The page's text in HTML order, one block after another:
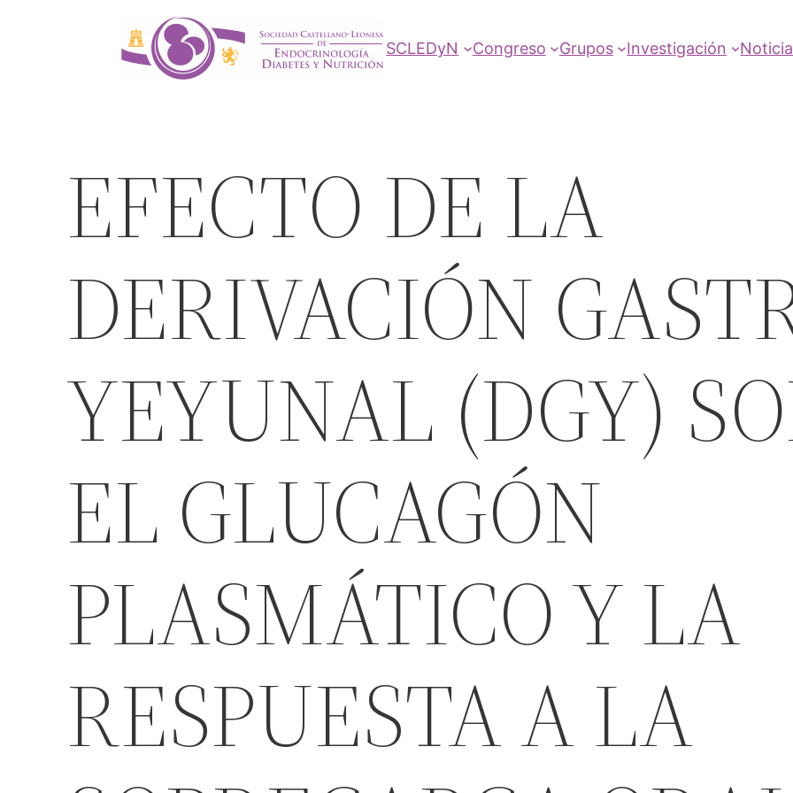
SCLEDyN Congreso Grupos Investigación
EFECTO DE LA
DERIVACIÓN
YEYUNAL (DGY)
EL GLUCAGÓN
PLASMÁTICO Y LA
RESPUESTA A LA